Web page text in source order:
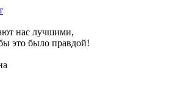
нас лучшими,
это было правдой!